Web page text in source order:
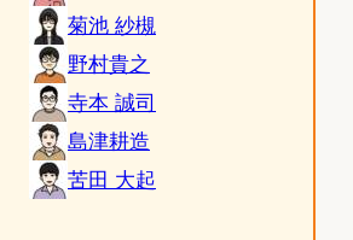
菊池 紗槻
野村貴之
寺本 誠司
島津耕造
苦田 大起